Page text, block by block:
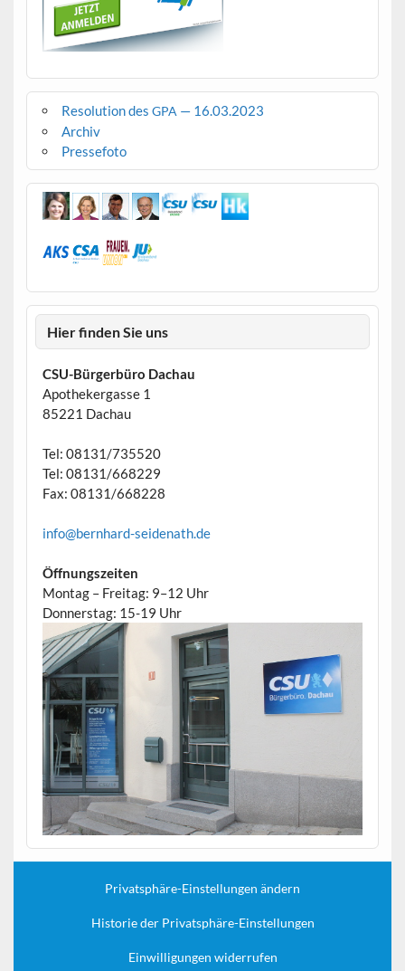
Resolution des GPA — 16.03.2023
Archiv
Pressefoto
Hier finden Sie uns
CSU-Bürgerbüro Dachau
Apothekergasse 1
85221 Dachau
Tel: 08131/735520
Tel: 08131/668229
Fax: 08131/668228
info@bernhard-seidenath.de
Öffnungszeiten
Montag – Freitag: 9–12 Uhr
Donnerstag: 15-19 Uhr
Privatsphäre-Einstellungen ändern
Historie der Privatsphäre-Einstellungen
Einwilligungen widerrufen